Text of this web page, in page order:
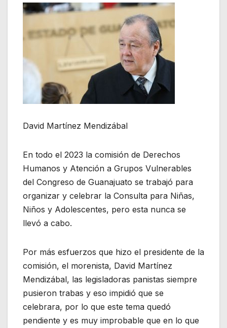
David Martínez Mendizábal
En todo el 2023 la comisión de Derechos
Humanos y Atención a Grupos Vulnerables
del Congreso de Guanajuato se trabajó para
organizar y celebrar la Consulta para Niñas,
Niños y Adolescentes, pero esta nunca se
llevó a cabo.
Por más esfuerzos que hizo el presidente de la
comisión, el morenista, David Martínez
Mendizábal, las legisladoras panistas siempre
pusieron trabas y eso impidió que se
celebrara, por lo que este tema quedó
pendiente y es muy improbable que en lo que